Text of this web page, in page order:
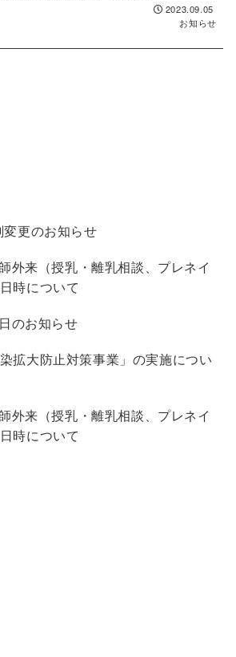
2023.09.05
お知らせ
更のお知らせ
外来（授乳・離乳相談、プレネイ
時について
のお知らせ
拡大防止対策事業」の実施につい
外来（授乳・離乳相談、プレネイ
時について